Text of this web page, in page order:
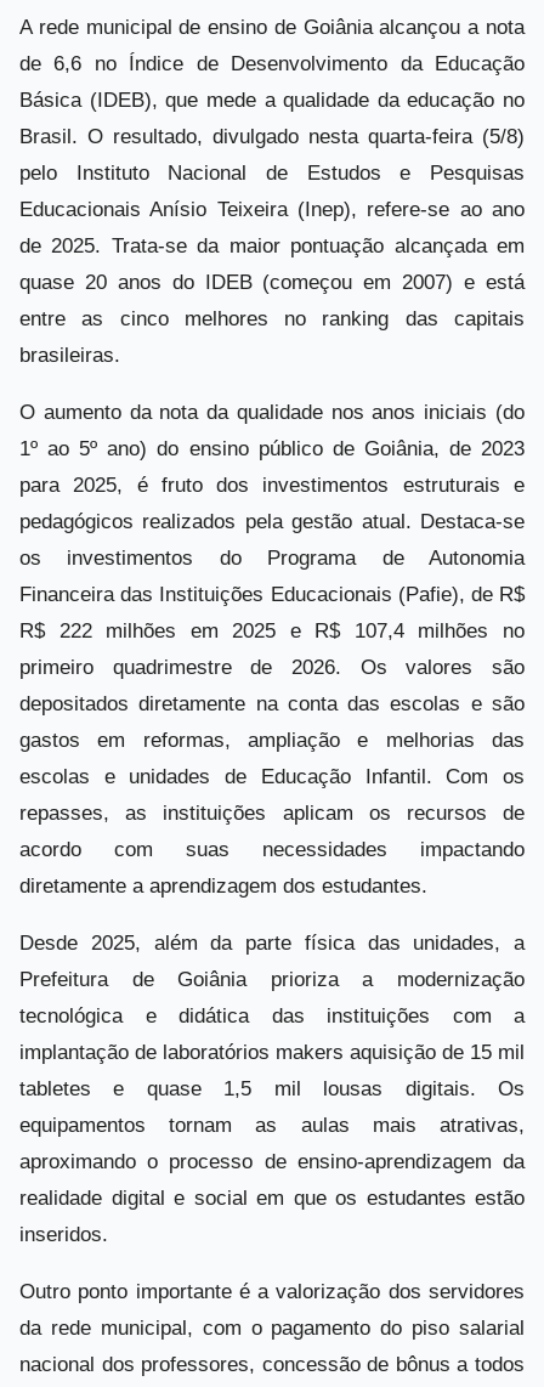
A rede municipal de ensino de Goiânia alcançou a nota
de 6,6 no Índice de Desenvolvimento da Educação
Básica (IDEB), que mede a qualidade da educação no
Brasil. O resultado, divulgado nesta quarta-feira (5/8)
pelo Instituto Nacional de Estudos e Pesquisas
Educacionais Anísio Teixeira (Inep), refere-se ao ano
de 2025. Trata-se da maior pontuação alcançada em
quase 20 anos do IDEB (começou em 2007) e está
entre as cinco melhores no ranking das capitais
brasileiras.
O aumento da nota da qualidade nos anos iniciais (do
1º ao 5º ano) do ensino público de Goiânia, de 2023
para 2025, é fruto dos investimentos estruturais e
pedagógicos realizados pela gestão atual. Destaca-se
os investimentos do Programa de Autonomia
Financeira das Instituições Educacionais (Pafie), de R$
R$ 222 milhões em 2025 e R$ 107,4 milhões no
primeiro quadrimestre de 2026. Os valores são
depositados diretamente na conta das escolas e são
gastos em reformas, ampliação e melhorias das
escolas e unidades de Educação Infantil. Com os
repasses, as instituições aplicam os recursos de
acordo com suas necessidades impactando
diretamente a aprendizagem dos estudantes.
Desde 2025, além da parte física das unidades, a
Prefeitura de Goiânia prioriza a modernização
tecnológica e didática das instituições com a
implantação de laboratórios makers aquisição de 15 mil
tabletes e quase 1,5 mil lousas digitais. Os
equipamentos tornam as aulas mais atrativas,
aproximando o processo de ensino-aprendizagem da
realidade digital e social em que os estudantes estão
inseridos.
Outro ponto importante é a valorização dos servidores
da rede municipal, com o pagamento do piso salarial
nacional dos professores, concessão de bônus a todos